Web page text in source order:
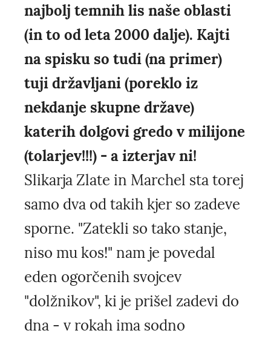
najbolj temnih lis naše oblasti
(in to od leta 2000 dalje). Kajti
na spisku so tudi (na primer)
tuji državljani (poreklo iz
nekdanje skupne države)
katerih dolgovi gredo v milijone
(tolarjev!!!) - a izterjav ni!
Slikarja Zlate in Marchel sta torej
samo dva od takih kjer so zadeve
sporne. "Zatekli so tako stanje,
niso mu kos!" nam je povedal
eden ogorčenih svojcev
"dolžnikov", ki je prišel zadevi do
dna - v rokah ima sodno